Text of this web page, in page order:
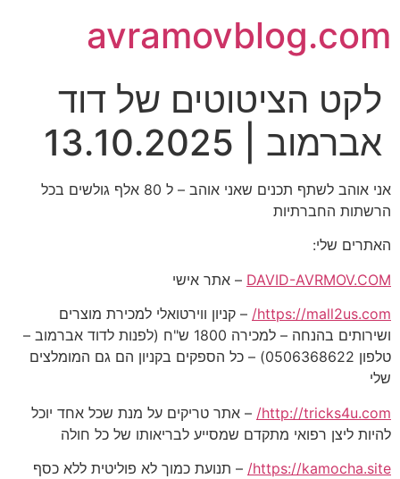
avramovblog.com
לקט הציטוטים של דוד
אברמוב | 13.10.2025
אני אוהב לשתף תכנים שאני אוהב – ל 80 אלף גולשים בכל
הרשתות החברתיות
האתרים שלי:
DAVID-AVRMOV.COM – אתר אישי
https://mall2us.com/ – קניון ווירטואלי למכירת מוצרים
ושירותים בהנחה – למכירה 1800 ש"ח (לפנות לדוד אברמוב –
טלפון 0506368622) – כל הספקים בקניון הם גם המומלצים
שלי
http://tricks4u.com/ – אתר טריקים על מנת שכל אחד יוכל
להיות ליצן רפואי מתקדם שמסייע לבריאותו של כל חולה
https://kamocha.site/ – תנועת כמוך לא פוליטית ללא כסף